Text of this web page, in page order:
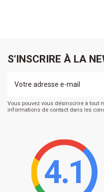
S'INSCRIRE À LA
Vous pouvez vous désinscrire à tout
informations de contact dans les
4.1
encore une fois à très bon